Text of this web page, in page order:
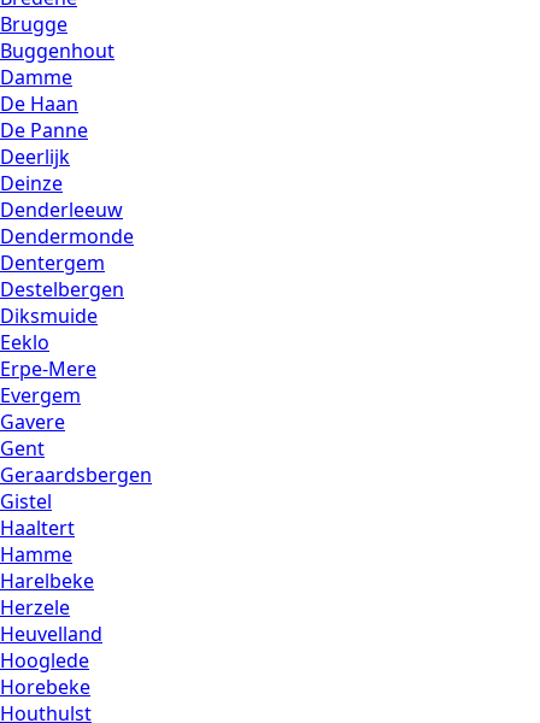
Brugge
Buggenhout
Damme
De Haan
De Panne
Deerlijk
Deinze
Denderleeuw
Dendermonde
Dentergem
Destelbergen
Diksmuide
Eeklo
Erpe-Mere
Evergem
Gavere
Gent
Geraardsbergen
Gistel
Haaltert
Hamme
Harelbeke
Herzele
Heuvelland
Hooglede
Horebeke
Houthulst